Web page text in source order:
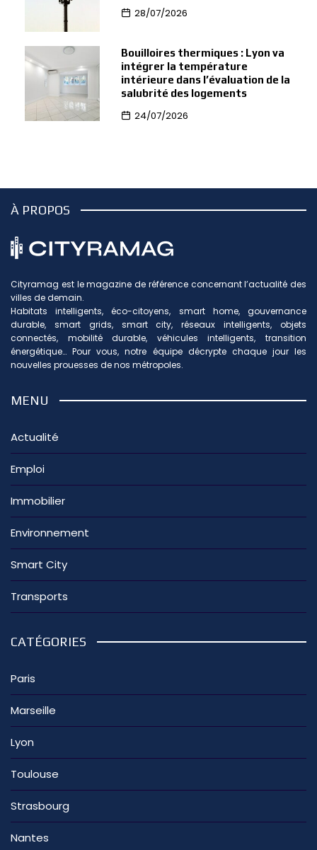
28/07/2026
Bouilloires thermiques : Lyon va
intégrer la température
intérieure dans l’évaluation de la
salubrité des logements
24/07/2026
À PROPOS
Cityramag est le magazine de référence concernant l’actualité des
villes de demain.
Habitats intelligents, éco-citoyens, smart home, gouvernance
durable, smart grids, smart city, réseaux intelligents, objets
connectés, mobilité durable, véhicules intelligents, transition
énergétique… Pour vous, notre équipe décrypte chaque jour les
nouvelles prouesses de nos métropoles.
MENU
Actualité
Emploi
Immobilier
Environnement
Smart City
Transports
CATÉGORIES
Paris
Marseille
Lyon
Toulouse
Strasbourg
Nantes